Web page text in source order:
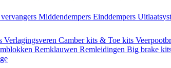
Middendempers Einddempers
Verlagingsveren Camber kits & Toe kits
Remklauwen Remleidingen Big brake